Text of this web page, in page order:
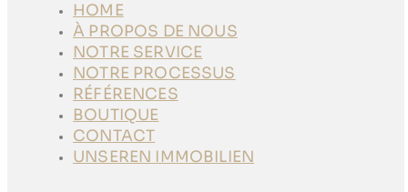
HOME
À PROPOS DE NOUS
NOTRE SERVICE
NOTRE PROCESSUS
RÉFÉRENCES
BOUTIQUE
CONTACT
UNSEREN IMMOBILIEN
IMMOBILIEN
HOME
À PROPOS DE
NOUS
NOTRE SERVICE
NOTRE
PROCESSUS